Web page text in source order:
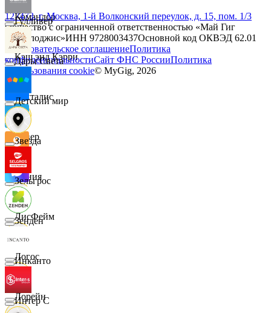
Командор
Кэш энд Кэрри
Лакталис
Левер
Линия
ЛисФейм
Логос
Лорейн
Гулливер
Дары Света
Детский мир
Звезда
Зельгрос
Зенден
Инканто
Интер С
127473, г. Москва, 1-й Волконский переулок, д. 15, пом. 1/3
Общество с ограниченной ответственностью «Май Гиг
Технолоджис»ИНН 9728003437Основной код ОКВЭД 62.01
Пользовательское соглашениеПолитика
конфиденциальностиСайт ФНС РоссииПолитика
использования cookie© MyGig, 2026